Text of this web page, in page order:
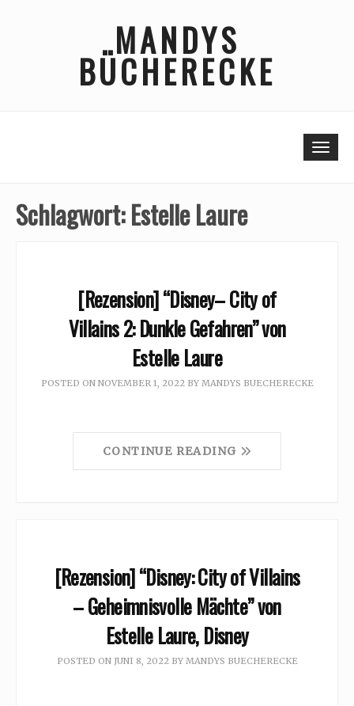
MANDYS
BÜCHERECKE
Schlagwort:Estelle Laure
[Rezension] “Disney– City of
Villains 2: Dunkle Gefahren” von
Estelle Laure
POSTED ON NOVEMBER 1, 2022BY MANDYS BUECHERECKE
CONTINUE READING
[Rezension] “Disney: City of Villains
– Geheimnisvolle Mächte” von
Estelle Laure, Disney
POSTED ON JUNI 8, 2022BY MANDYS BUECHERECKE